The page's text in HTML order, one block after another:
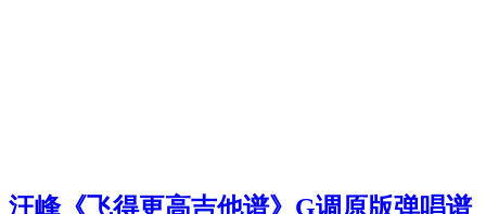
汪峰《飞得更高吉他谱》G调原版弹唱谱